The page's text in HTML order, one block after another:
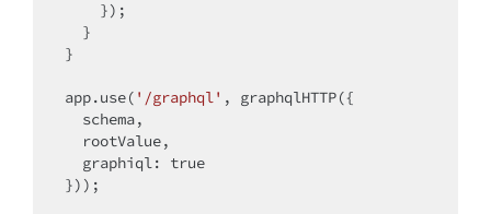
}
app.use( '/graphql' , graphqlHTTP({
  graphiql:
true
}));